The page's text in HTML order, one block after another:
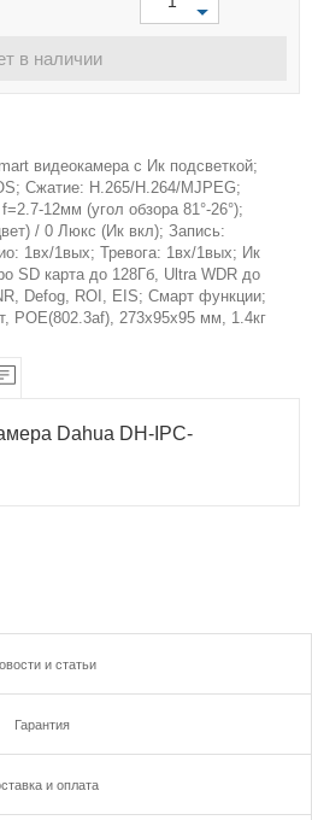
в наличии
видеокамера с Ик подсветкой;
Сжатие: H.265/H.264/MJPEG;
12мм (угол обзора 81°-26°);
/ 0 Люкс (Ик вкл); Запись:
1вх/1вых; Тревога: 1вх/1вых; Ик
SD карта до 128Гб, Ultra WDR до
Defog, ROI, EIS; Смарт функции;
POE(802.3af), 273х95х95 мм, 1.4кг
Dahua DH-IPC-
и статьи
Гарантия
и оплата